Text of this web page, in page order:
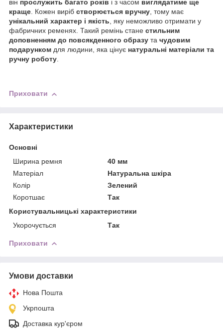
він прослужить багато років і з часом виглядатиме ще
краще. Кожен виріб створюється вручну, тому має
унікальний характер і якість, яку неможливо отримати у
фабричних ременях. Такий ремінь стане стильним
доповненням до повсякденного образу та чудовим
подарунком для людини, яка цінує натуральні матеріали та
ручну роботу.
Приховати
Характеристики
Основні
Ширина ремня
40 мм
Матеріал
Натуральна шкіра
Колір
Зелений
Коротшає
Так
Користувальницькі характеристики
Укорочується
Так
Приховати
Умови доставки
Нова Пошта
Укрпошта
Доставка кур'єром